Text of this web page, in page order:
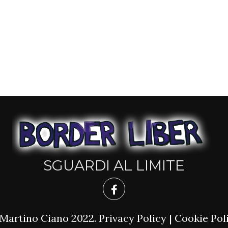
SGUARDI AL LIMITE
Ciano 2022. Privacy Policy | Cookie